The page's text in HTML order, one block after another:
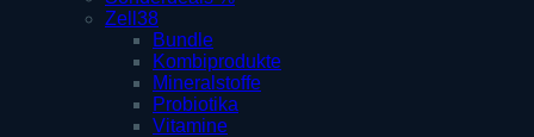
Zell38
Bundle
Kombiprodukte
Mineralstoffe
Probiotika
Vitamine